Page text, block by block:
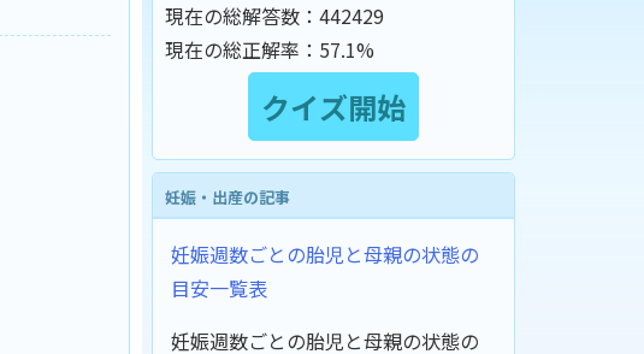
現在の総解答数： 442429
現在の総正解率： 57.1%
妊娠・出産の記事
妊娠週数ごとの胎児と母親の状態の
目安一覧表
妊娠週数ごとの胎児と母親の状態の